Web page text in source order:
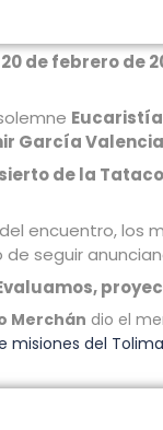
20 de febrero de
García
de la
encuentro, los
seguir
Merchán dio el
del